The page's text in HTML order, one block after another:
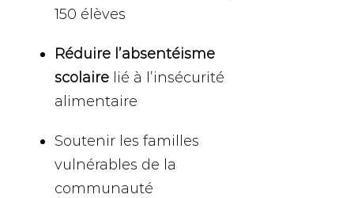
150 élèves
Réduire l’absentéisme
scolairelié à l’insécurité
alimentaire
Soutenir les familles
vulnérables de la
communauté